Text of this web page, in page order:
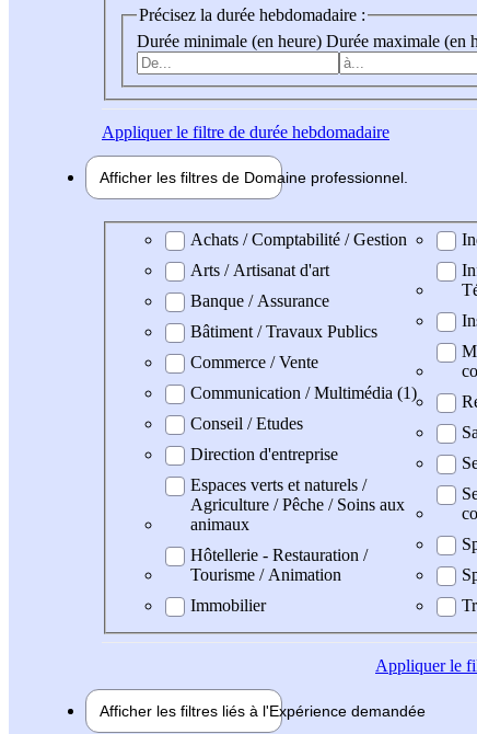
Précisez la durée hebdomadaire :
Durée minimale (en heure) Durée maximale (en
Appliquerle filtre de durée hebdomadaire
Afficher les filtres de Domaine professionnel
Domaine professionel
Achats / Comptabilité / Gestion
Arts / Artisanat d'art
Banque / Assurance
Bâtiment / Travaux Publics
Commerce / Vente
Communication / Multimédia (1)
Conseil / Etudes
Direction d'entreprise
Espaces verts et naturels /
Agriculture / Pêche / Soins aux
animaux
Hôtellerie - Restauration /
Tourisme / Animation
Immobilier
Appliquerle
Afficher les filtres liés à l'Expérience demandée